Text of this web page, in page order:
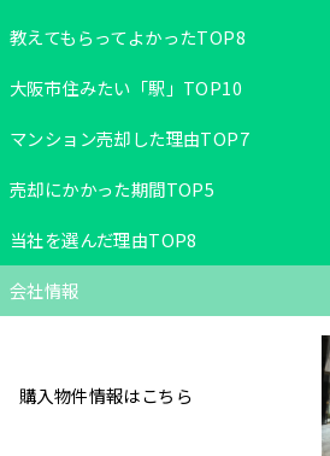
教えてもらってよかったTOP8
大阪市住みたい「駅」TOP10
マンション売却した理由TOP7
売却にかかった期間TOP5
当社を選んだ理由TOP8
会社情報
購入物件情報はこちら